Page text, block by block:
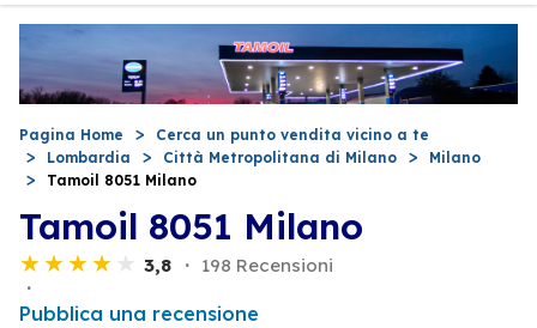
Pagina Home
Cerca un punto vendita vicino a te
Lombardia
Città Metropolitana di Milano
Milano
Tamoil 8051 Milano
Tamoil 8051 Milano
3,8 198 Recensioni
Pubblica una recensione